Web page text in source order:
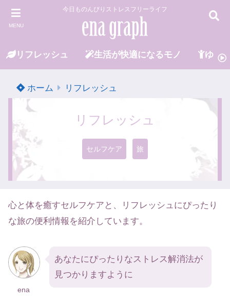
MENU
今日ものんびりストレスフリーライフ
リフレッシュ 生活が快適になるモノ ゆる
ホーム リフレッシュ
リフレッシュ
セルフケア 旅
心と体を癒すセルフケアと、リフレッシュにぴったり
な旅の便利情報を紹介しています。
ena
あなたにぴったりなストレス解消法が
見つかりますように